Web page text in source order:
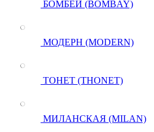
БОМБЕЙ (BOMBAY)
МОДЕРН (MODERN)
ТОНЕТ (THONET)
МИЛАНСКАЯ (MILAN)